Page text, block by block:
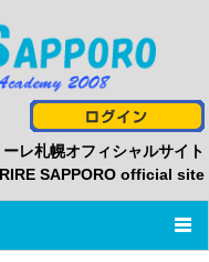
ーレ札幌オフィシャルサイト
SAPPORO official site